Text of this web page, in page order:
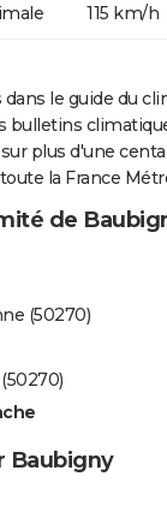
115 km/h
le guide du
bulletins
plus d'une
la France
de
(50270)
Baubigny